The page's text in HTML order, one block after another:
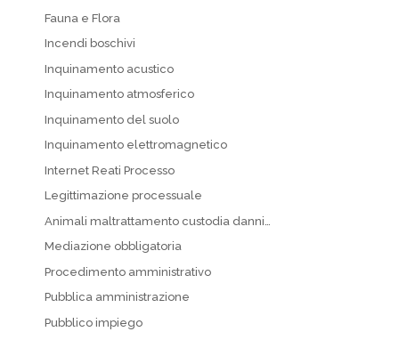
Fauna e Flora
Incendi boschivi
Inquinamento acustico
Inquinamento atmosferico
Inquinamento del suolo
Inquinamento elettromagnetico
Internet Reati Processo
Legittimazione processuale
Animali maltrattamento custodia danni…
Mediazione obbligatoria
Procedimento amministrativo
Pubblica amministrazione
Pubblico impiego